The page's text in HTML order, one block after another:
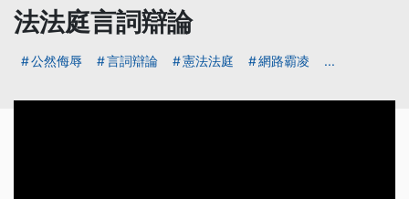
法法庭言詞辯論
公然侮辱 言詞辯論 憲法法庭 網路霸凌 ...